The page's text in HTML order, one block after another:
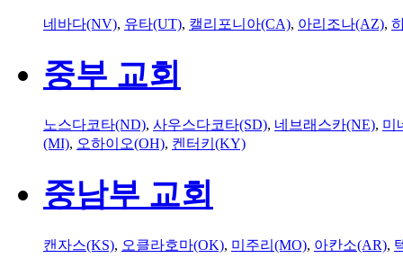
네바다(NV), 유타(UT), 캘리포니아(CA), 아리조나(AZ),
중부 교회
노스다코타(ND), 사우스다코타(SD), 네브래스카(NE), 미
(MI), 오하이오(OH), 켄터키(KY)
중남부 교회
캔자스(KS), 오클라호마(OK), 미주리(MO), 아칸소(AR),